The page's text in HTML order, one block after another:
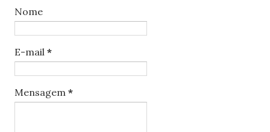
Nome
E-mail *
Mensagem *